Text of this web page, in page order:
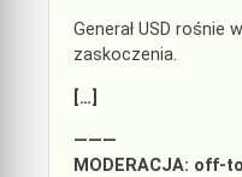
Generał USD rośnie
zaskoczenia.
[…]
———
MODERACJA: off-